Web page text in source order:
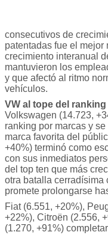
consecutivos de
patentadas fue el mejor
crecimiento interanual
mantuvieron los
y que afectó al ritmo
vehículos.
VW al tope del
Volkswagen (14.723,
ranking por marcas y
marca favorita del
+40%) terminó como
con sus inmediatos
del top ten que más
otra batalla cerradísima
promete prolongarse
Fiat (6.551, +20%),
+22%), Citroën (2.556,
(1.270, +91%)